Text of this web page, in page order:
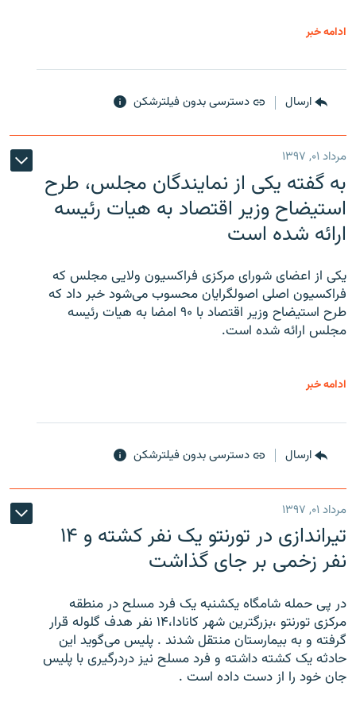
ادامه خبر
ارسال دسترسی بدون فیلترشکن
مرداد ۰۱, ۱۳۹۷
به گفته یکی از نمایندگان مجلس، طرح
استیضاح وزیر اقتصاد به هیات رئیسه
ارائه شده است
یکی از اعضای شورای مرکزی فراکسیون ولایی مجلس که
فراکسیون اصلی اصولگرایان محسوب می‌شود خبر داد که
طرح استیضاح وزیر اقتصاد با ۹۰ امضا به هیات رئیسه
مجلس ارائه شده است.
ادامه خبر
ارسال دسترسی بدون فیلترشکن
مرداد ۰۱, ۱۳۹۷
تیراندازی در تورنتو یک نفر کشته و ۱۴
نفر زخمی بر جای گذاشت
در پی حمله شامگاه یکشنبه یک فرد مسلح در منطقه
مرکزی تورنتو ،‌بزرگترین شهر کانادا،۱۴ نفر هدف گلوله قرار
گرفته و به بیمارستان منتقل شدند . پلیس می‌گوید این
حادثه یک کشته داشته و فرد مسلح نیز دردرگیری با پلیس
جان خود را از دست داده است .